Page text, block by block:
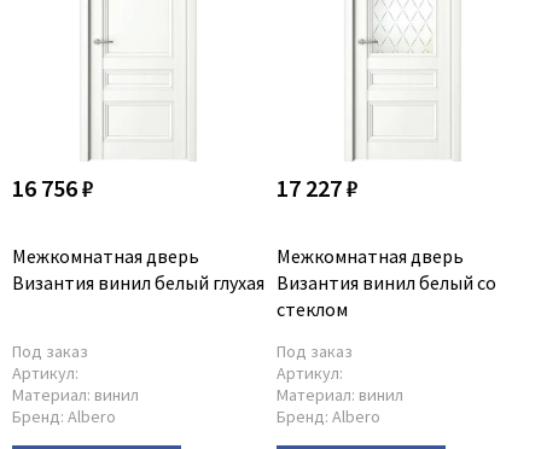
16 756 ₽
Межкомнатная дверь
Византия винил белый глухая
Под заказ
Артикул:
Материал: винил
Бренд: Albero
17 227 ₽
Межкомнатная дверь
Византия винил белый со
стеклом
Под заказ
Артикул:
Материал: винил
Бренд: Albero